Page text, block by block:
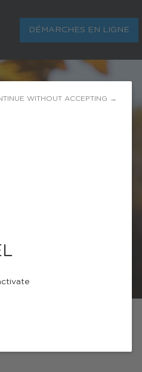
WITHOUT ACCEPTING →
DÉMARCHES EN LIGNE